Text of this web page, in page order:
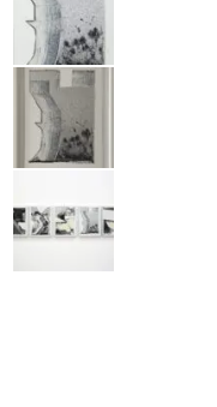
Art
Loft
Lire
notre
Magazine
Contact